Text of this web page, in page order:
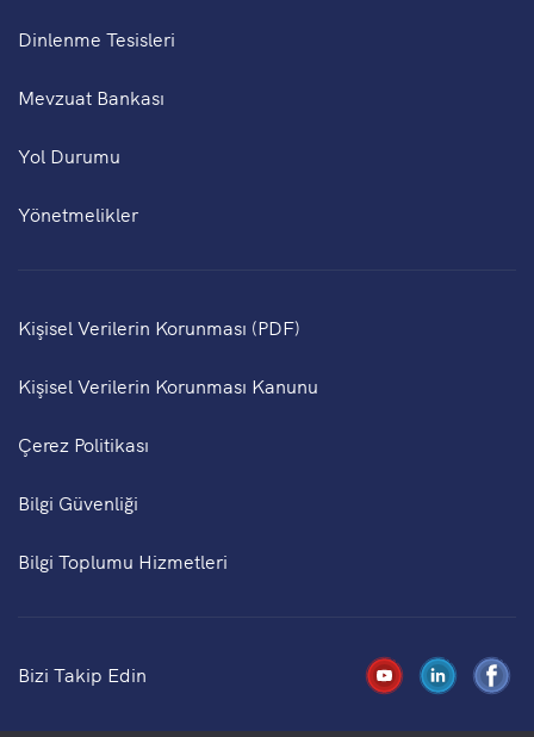
Dinlenme Tesisleri
Mevzuat Bankası
Yol Durumu
Yönetmelikler
Kişisel Verilerin Korunması (PDF)
Kişisel Verilerin Korunması Kanunu
Çerez Politikası
Bilgi Güvenliği
Bilgi Toplumu Hizmetleri
Bizi Takip Edin